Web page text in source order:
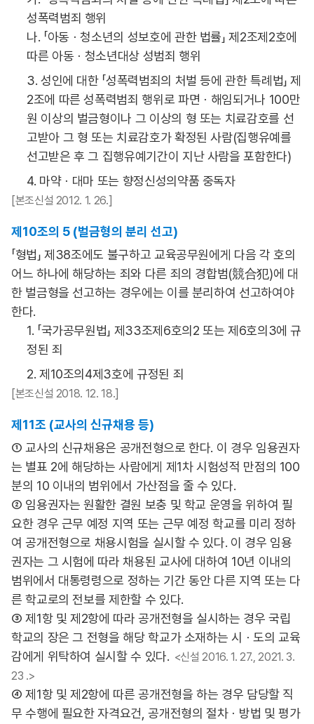
성폭력범죄 행위
나. 「아동ㆍ청소년의 성보호에 관한 법률」 제2조제2호에
따른 아동ㆍ청소년대상 성범죄 행위
3. 성인에 대한 「성폭력범죄의 처벌 등에 관한 특례법」 제
2조에 따른 성폭력범죄 행위로 파면ㆍ해임되거나 100만
원 이상의 벌금형이나 그 이상의 형 또는 치료감호를 선
고받아 그 형 또는 치료감호가 확정된 사람(집행유예를
선고받은 후 그 집행유예기간이 지난 사람을 포함한다)
4. 마약ㆍ대마 또는 향정신성의약품 중독자
[본조신설 2012. 1. 26.]
제10조의 5 (벌금형의 분리 선고)
「형법」 제38조에도 불구하고 교육공무원에게 다음 각 호의
어느 하나에 해당하는 죄와 다른 죄의 경합범(競合犯)에 대
한 벌금형을 선고하는 경우에는 이를 분리하여 선고하여야
한다.
1. 「국가공무원법」 제33조제6호의2 또는 제6호의3에 규
정된 죄
2. 제10조의4제3호에 규정된 죄
[본조신설 2018. 12. 18.]
제11조 (교사의 신규채용 등)
① 교사의 신규채용은 공개전형으로 한다. 이 경우 임용권자
는 별표 2에 해당하는 사람에게 제1차 시험성적 만점의 100
분의 10 이내의 범위에서 가산점을 줄 수 있다.
② 임용권자는 원활한 결원 보충 및 학교 운영을 위하여 필
요한 경우 근무 예정 지역 또는 근무 예정 학교를 미리 정하
여 공개전형으로 채용시험을 실시할 수 있다. 이 경우 임용
권자는 그 시험에 따라 채용된 교사에 대하여 10년 이내의
범위에서 대통령령으로 정하는 기간 동안 다른 지역 또는 다
른 학교로의 전보를 제한할 수 있다.
③ 제1항 및 제2항에 따라 공개전형을 실시하는 경우 국립
학교의 장은 그 전형을 해당 학교가 소재하는 시ㆍ도의 교육
감에게 위탁하여 실시할 수 있다. <신설 2016. 1. 27., 2021. 3.
23 .>
④ 제1항 및 제2항에 따른 공개전형을 하는 경우 담당할 직
무 수행에 필요한 자격요건, 공개전형의 절차ㆍ방법 및 평가